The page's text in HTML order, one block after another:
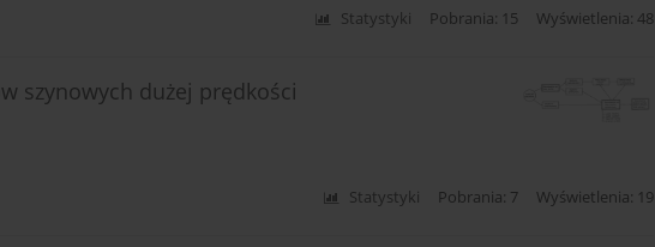
Statystyki Pobrania: 15 Wyświetlenia: 48
szynowych dużej prędkości
Statystyki Pobrania: 7 Wyświetlenia: 19